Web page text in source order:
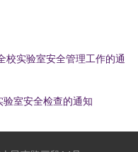
校实验室安全管理工作的通
室安全检查的通知